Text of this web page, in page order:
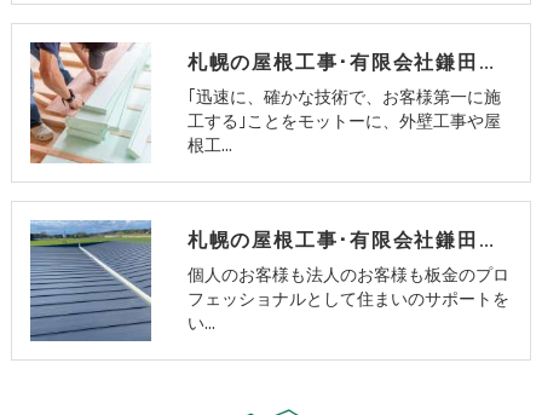
札幌の屋根工事･有限会社鎌田板金工業の評判
｢迅速に、確かな技術で、お客様第一に施
工する｣ことをモットーに、外壁工事や屋
根工…
札幌の屋根工事･有限会社鎌田板金工業のお客様の声
個人のお客様も法人のお客様も板金のプロ
フェッショナルとして住まいのサポートを
い…